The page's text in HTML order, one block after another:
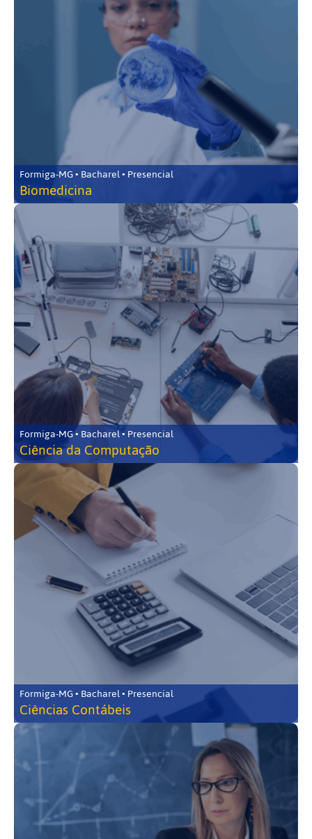
Formiga-MG • Bacharel • Presencial
Biomedicina
Formiga-MG • Bacharel • Presencial
Ciência da Computação
Formiga-MG • Bacharel • Presencial
Ciências Contábeis